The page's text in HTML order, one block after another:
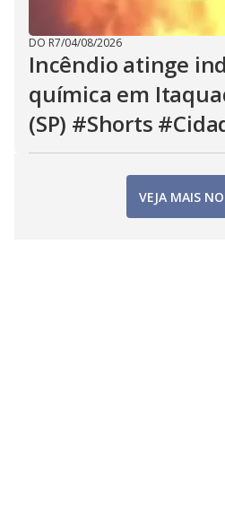
DO R7/04/08/2026
Incêndio atinge
química em
(SP) #Shorts
VEJA MAIS